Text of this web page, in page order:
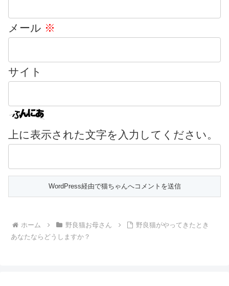
メール ※
サイト
上に表示された文字を入力してください。
ホーム 野良猫お母さん
野良猫がやってきたとき
あなたならどうしますか？